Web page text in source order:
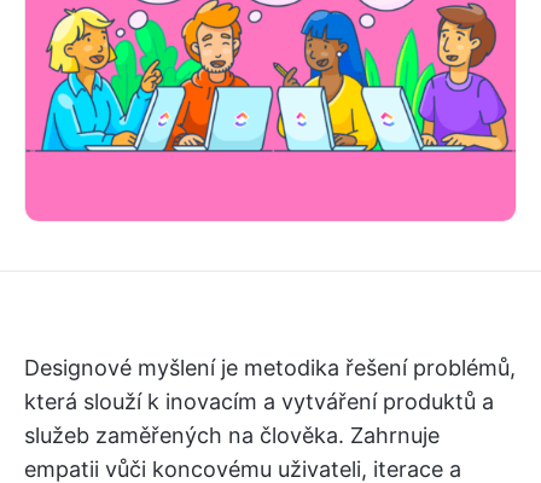
Designové myšlení je metodika řešení problémů,
která slouží k inovacím a vytváření produktů a
služeb zaměřených na člověka. Zahrnuje
empatii vůči koncovému uživateli, iterace a